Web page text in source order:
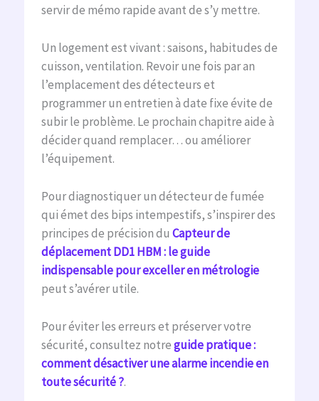
servir de mémo rapide avant de s’y mettre.
Un logement est vivant : saisons, habitudes de
cuisson, ventilation. Revoir une fois par an
l’emplacement des détecteurs et
programmer un entretien à date fixe évite de
subir le problème. Le prochain chapitre aide à
décider quand remplacer… ou améliorer
l’équipement.
Pour diagnostiquer un détecteur de fumée
qui émet des bips intempestifs, s’inspirer des
principes de précision du Capteur de
déplacement DD1 HBM : le guide
indispensable pour exceller en métrologie
peut s’avérer utile.
Pour éviter les erreurs et préserver votre
sécurité, consultez notreguide pratique :
comment désactiver une alarme incendie en
toute sécurité ?.